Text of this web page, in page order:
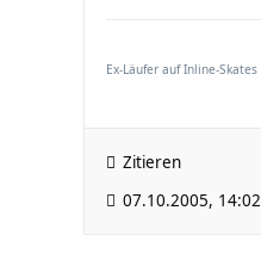
Ex-Läufer auf Inline-Skates
Zitieren
07.10.2005, 14:02